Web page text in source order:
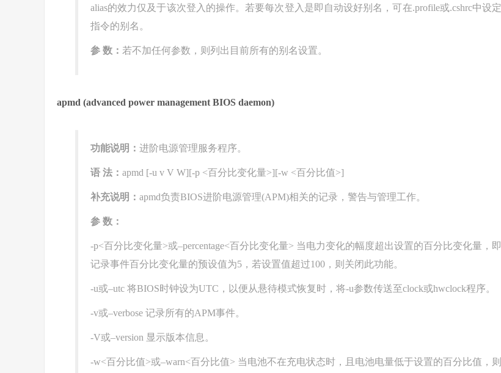
alias的效力仅及于该次登入的操作。若要每次登入是即自动设好别名，可在.profile或.cshrc中设定
指令的别名。
参 数： 若不加任何参数，则列出目前所有的别名设置。
apmd (advanced power management BIOS daemon)
功能说明： 进阶电源管理服务程序。
语 法： apmd [-u v V W][-p <百分比变化量>][-w <百分比值>]
补充说明： apmd负责BIOS进阶电源管理(APM)相关的记录，警告与管理工作。
参 数：
-p<百分比变化量>或–percentage<百分比变化量> 当电力变化的幅度超出设置的百分比变化量，即
记录事件百分比变化量的预设值为5，若设置值超过100，则关闭此功能。
-u或–utc 将BIOS时钟设为UTC，以便从悬待模式恢复时，将-u参数传送至clock或hwclock程序。
-v或–verbose 记录所有的APM事件。
-V或–version 显示版本信息。
-w<百分比值>或–warn<百分比值> 当电池不在充电状态时，且电池电量低于设置的百分比值，则